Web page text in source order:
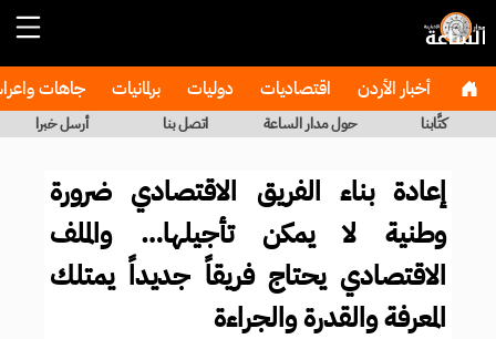
أخبار الأردن اقتصاديات دوليات برلمانيات جاهات
كتَّابنا حول مدار الساعة اتصل بنا أرسل خبرا
إعادة بناء الفريق الاقتصادي ضرورة
وطنية لا يمكن تأجيلها… والملف
الاقتصادي يحتاج فريقاً جديداً يمتلك
المعرفة والقدرة والجراءة